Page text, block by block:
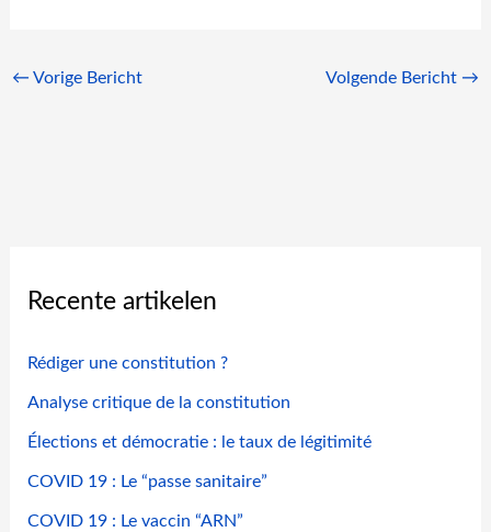
← Vorige Bericht Volgende Bericht →
Recente artikelen
Rédiger une constitution ?
Analyse critique de la constitution
Élections et démocratie : le taux de légitimité
COVID 19 : Le “passe sanitaire”
COVID 19 : Le vaccin “ARN”